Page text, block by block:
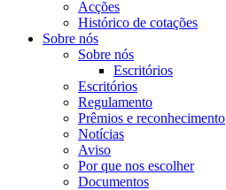
Acções
Histórico de cotações
Sobre nós
Sobre nós
Escritórios
Escritórios
Regulamento
Prêmios e reconhecimento
Notícias
Aviso
Por que nos escolher
Documentos